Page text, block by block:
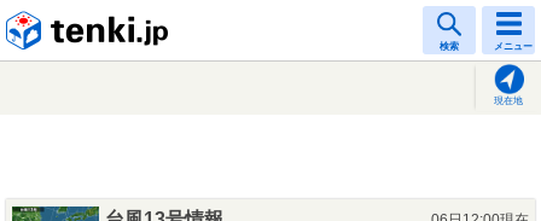
検索 メニュー
現在地